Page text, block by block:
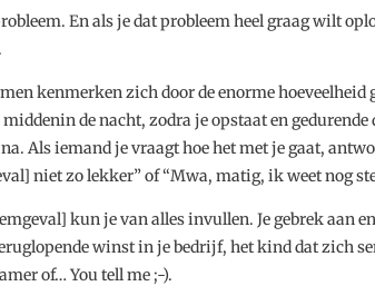
En als je dat probleem heel graag wilt
kenmerken zich door de enorme hoeveelheid
de nacht, zodra je opstaat en gedurende
Als iemand je vraagt hoe het met je gaat,
niet zo lekker” of “Mwa, matig, ik weet nog
kun je van alles invullen. Je gebrek aan
winst in je bedrijf, het kind dat zich
of… You tell me ;-).